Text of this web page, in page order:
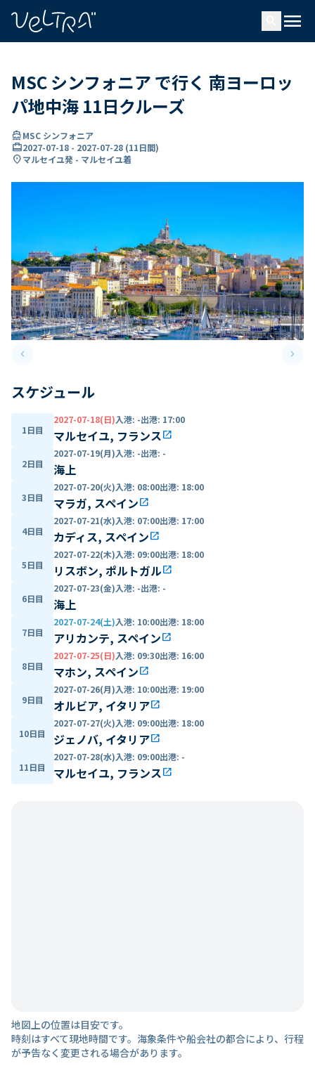
menu
MSC シンフォニア で行く 南ヨーロッ
パ地中海 11日クルーズ
directions_boatMSC シンフォニア
card_travel2027-07-18 - 2027-07-28 (11日間)
location_onマルセイユ発 - マルセイユ着
keyboard_arrow_leftPrevious slide keyboard_arrow_right
スケジュール
1日目
2027-07-18(日)入港: -出港: 17:00
マルセイユ, フランスopen_in_new
2日目
2027-07-19(月)入港: -出港: -
海上
3日目
2027-07-20(火)入港: 08:00出港: 18:00
マラガ, スペインopen_in_new
4日目
2027-07-21(水)入港: 07:00出港: 17:00
カディス, スペインopen_in_new
5日目
2027-07-22(木)入港: 09:00出港: 18:00
リスボン, ポルトガルopen_in_new
6日目
2027-07-23(金)入港: -出港: -
海上
7日目
2027-07-24(土)入港: 10:00出港: 18:00
アリカンテ, スペインopen_in_new
8日目
2027-07-25(日)入港: 09:30出港: 16:00
マホン, スペインopen_in_new
9日目
2027-07-26(月)入港: 10:00出港: 19:00
オルビア, イタリアopen_in_new
10日目
2027-07-27(火)入港: 09:00出港: 18:00
ジェノバ, イタリアopen_in_new
11日目
2027-07-28(水)入港: 09:00出港: -
マルセイユ, フランスopen_in_new
地図上の位置は目安です。
時刻はすべて現地時間です。海象条件や船会社の都合により、行程
が予告なく変更される場合があります。